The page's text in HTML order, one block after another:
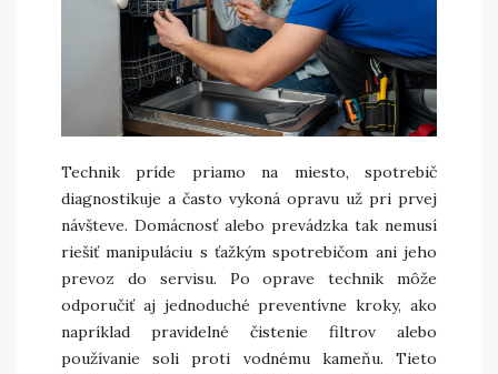
Technik príde priamo na miesto, spotrebič
diagnostikuje a často vykoná opravu už pri prvej
návšteve. Domácnosť alebo prevádzka tak nemusí
riešiť manipuláciu s ťažkým spotrebičom ani jeho
prevoz do servisu. Po oprave technik môže
odporučiť aj jednoduché preventívne kroky, ako
napríklad pravidelné čistenie filtrov alebo
používanie soli proti vodnému kameňu. Tieto